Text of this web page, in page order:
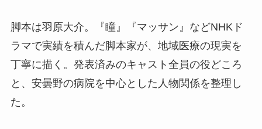
脚本は羽原大介。『瞳』『マッサン』などNHKド
ラマで実績を積んだ脚本家が、地域医療の現実を
丁寧に描く。発表済みのキャスト全員の役どころ
と、安曇野の病院を中心とした人物関係を整理し
た。